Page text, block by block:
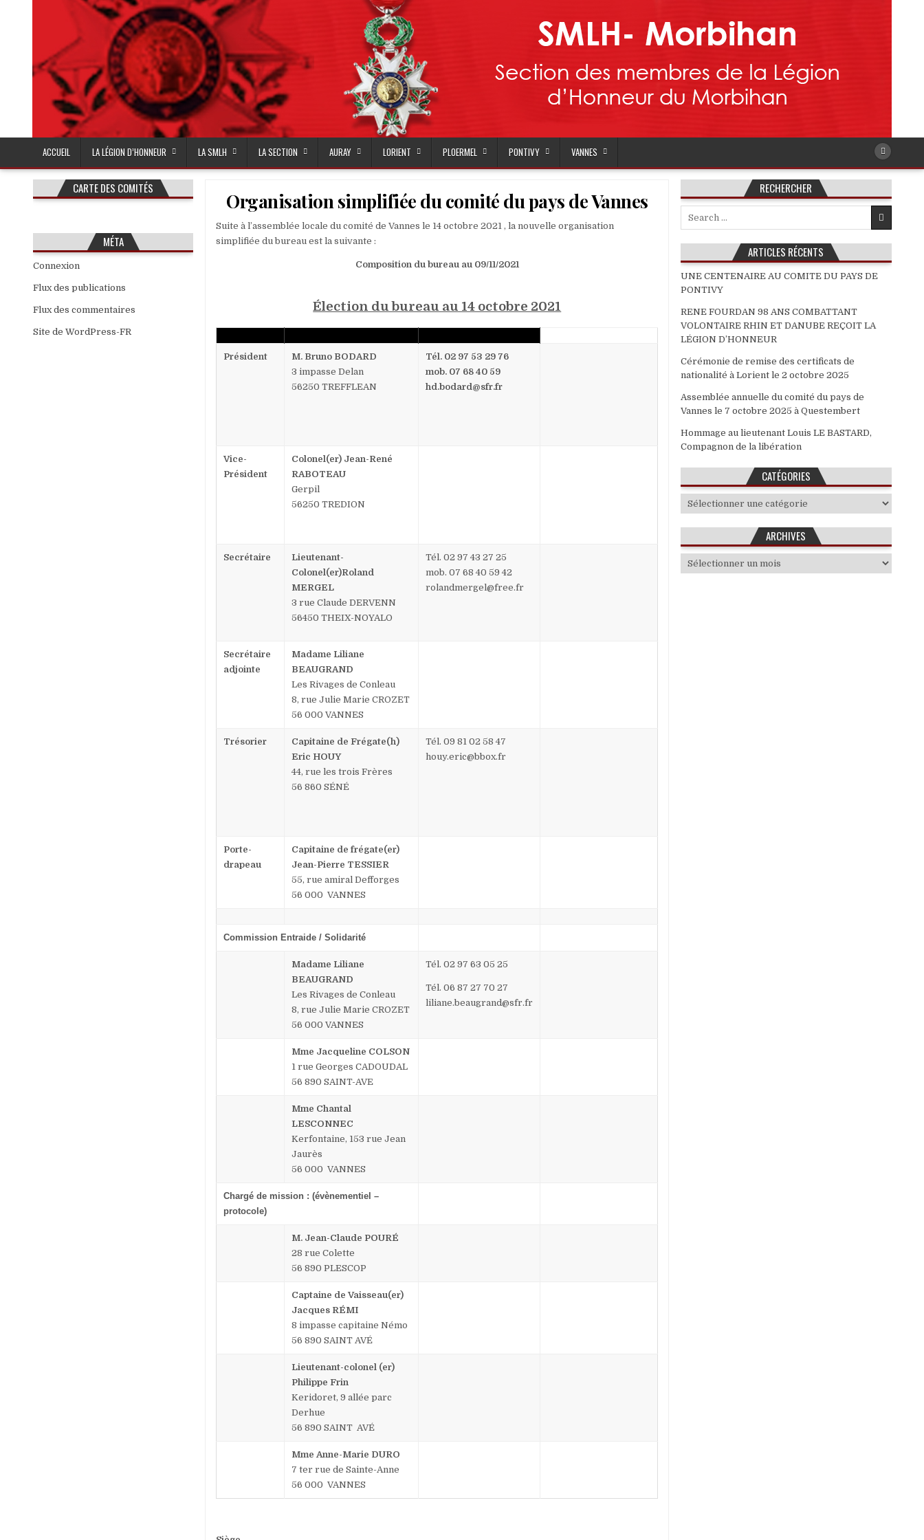
ACCUEIL LA LÉGION D’HONNEUR LA SMLH LA SECTION AURAY LORIENT PLOERMEL PONTIVY VANNES
Organisation simplifiée du comité du pays de Vannes
Suite à l’assemblée locale du comité de Vannes le 14 octobre 2021 , la nouvelle organisation
simplifiée du bureau est la suivante :
Composition du bureau au 09/11/2021
Élection du bureau au 14 octobre 2021
Président
M. Bruno BODARD
3 impasse Delan
56250 TREFFLEAN
Tél. 02 97 53 29 76
mob. 07 68 40 59
hd.bodard@sfr.fr
Vice-
Président
Colonel(er) Jean-René
RABOTEAU
Gerpil
56250 TREDION
Secrétaire
Lieutenant-
Colonel(er)Roland
MERGEL
3 rue Claude DERVENN
56450 THEIX-NOYALO
Tél. 02 97 43 27 25
mob. 07 68 40 59 42
rolandmergel@free.fr
Secrétaire
adjointe
Madame Liliane
BEAUGRAND
Les Rivages de Conleau
8, rue Julie Marie CROZET
56 000 VANNES
Trésorier
Capitaine de Frégate(h)
Eric HOUY
44, rue les trois Frères
56 860 SÉNÉ
Tél. 09 81 02 58 47
houy.eric@bbox.fr
Porte-
drapeau
Capitaine de frégate(er)
Jean-Pierre TESSIER
55, rue amiral Defforges
56 000 VANNES
Commission Entraide / Solidarité
Madame Liliane
BEAUGRAND
Les Rivages de Conleau
8, rue Julie Marie CROZET
56 000 VANNES
Tél. 02 97 63 05 25
Tél. 06 87 27 70 27
liliane.beaugrand@sfr.fr
Mme Jacqueline COLSON
1 rue Georges CADOUDAL
56 890 SAINT-AVE
Mme Chantal
LESCONNEC
Kerfontaine, 153 rue Jean
Jaurès
56 000 VANNES
Chargé de mission : (évènementiel –
protocole)
M. Jean-Claude POURÉ
28 rue Colette
56 890 PLESCOP
Captaine de Vaisseau(er)
Jacques RÉMI
8 impasse capitaine Némo
56 890 SAINT AVÉ
Lieutenant-colonel (er)
Philippe Frin
Keridoret, 9 allée parc
Derhue
56 890 SAINT AVÉ
Mme Anne-Marie DURO
7 ter rue de Sainte-Anne
56 000 VANNES
CARTE DES COMITÉS
MÉTA
Connexion
Flux des publications
Flux des commentaires
Site de WordPress-FR
RECHERCHER
ARTICLES RÉCENTS
UNE CENTENAIRE AU COMITE DU PAYS DE
PONTIVY
RENE FOURDAN 98 ANS COMBATTANT
VOLONTAIRE RHIN ET DANUBE REÇOIT LA
LÉGION D’HONNEUR
Cérémonie de remise des certificats de
nationalité à Lorient le 2 octobre 2025
Assemblée annuelle du comité du pays de
Vannes le 7 octobre 2025 à Questembert
Hommage au lieutenant Louis LE BASTARD,
Compagnon de la libération
CATÉGORIES
Catégories
ARCHIVES
Archives